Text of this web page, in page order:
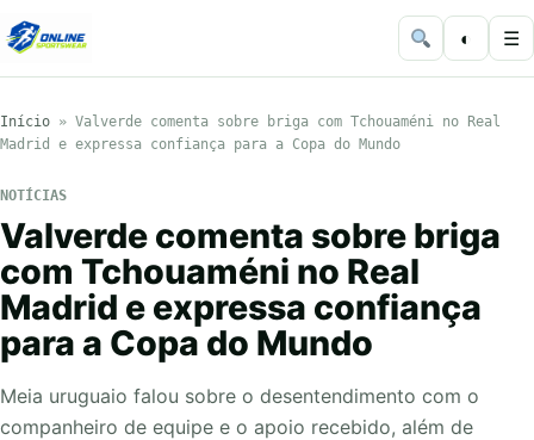
◐ ☰
Início » Valverde comenta sobre briga com Tchouaméni no Real
Madrid e expressa confiança para a Copa do Mundo
NOTÍCIAS
Valverde comenta sobre briga
com Tchouaméni no Real
Madrid e expressa confiança
para a Copa do Mundo
Meia uruguaio falou sobre o desentendimento com o
companheiro de equipe e o apoio recebido, além de